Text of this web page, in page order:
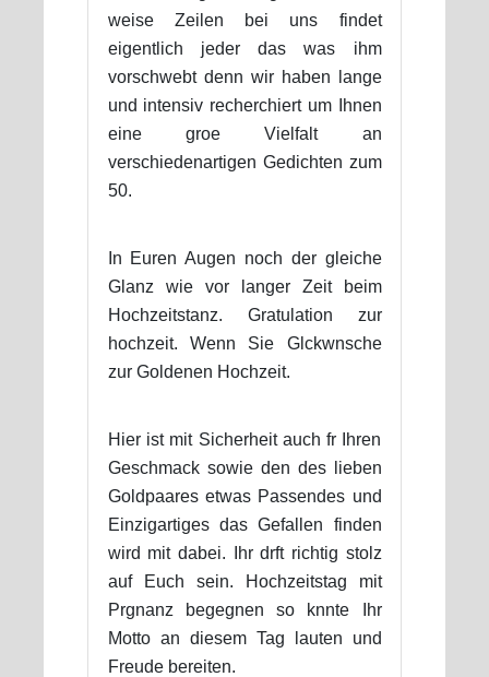
weise Zeilen bei uns findet
eigentlich jeder das was ihm
vorschwebt denn wir haben lange
und intensiv recherchiert um Ihnen
eine groe Vielfalt an
verschiedenartigen Gedichten zum
50.
In Euren Augen noch der gleiche
Glanz wie vor langer Zeit beim
Hochzeitstanz. Gratulation zur
hochzeit. Wenn Sie Glckwnsche
zur Goldenen Hochzeit.
Hier ist mit Sicherheit auch fr Ihren
Geschmack sowie den des lieben
Goldpaares etwas Passendes und
Einzigartiges das Gefallen finden
wird mit dabei. Ihr drft richtig stolz
auf Euch sein. Hochzeitstag mit
Prgnanz begegnen so knnte Ihr
Motto an diesem Tag lauten und
Freude bereiten.